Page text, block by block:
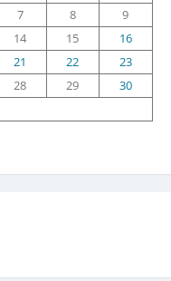
7 8
9
14 15
16
21 22
23
28 29
30